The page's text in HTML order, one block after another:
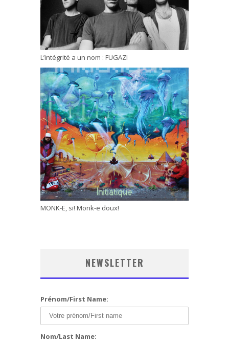
L’intégrité a un nom : FUGAZI
MONK-E, si! Monk-e doux!
NEWSLETTER
Prénom/First Name:
Nom/Last Name: